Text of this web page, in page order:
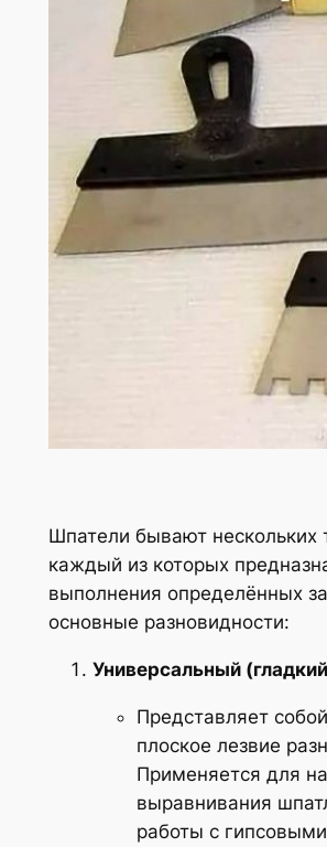
Шпатели бывают нескольких
каждый из которых
выполнения определённых
основные разновидности:
Универсальный
Представляет
плоское лезвие
Применяется для
выравнивания
работы с